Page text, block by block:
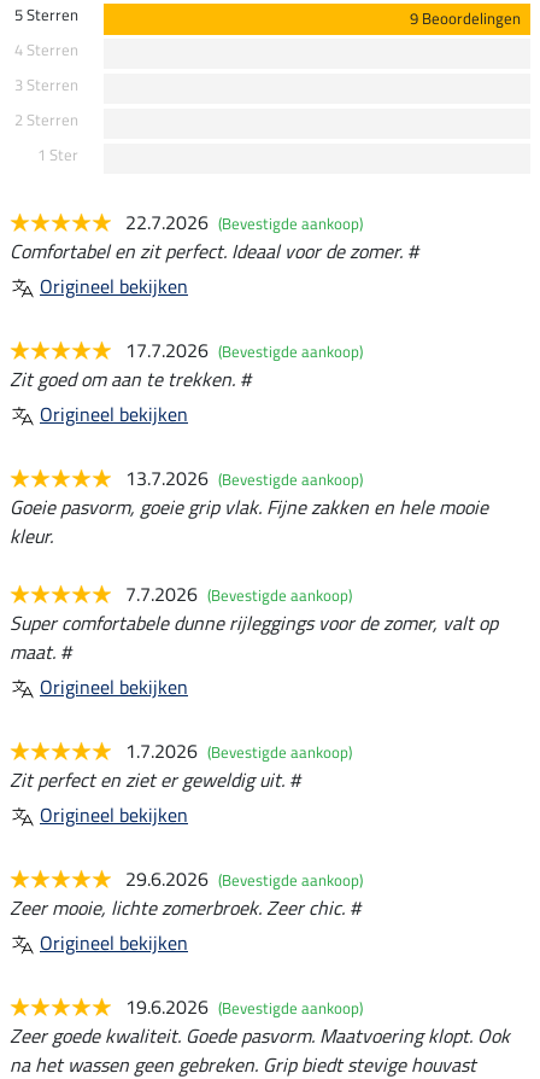
5 Sterren
9 Beoordelingen
4 Sterren
3 Sterren
2 Sterren
1 Ster
22.7.2026 (Bevestigde aankoop)
Comfortabel en zit perfect. Ideaal voor de zomer. #
Origineel bekijken
17.7.2026 (Bevestigde aankoop)
Zit goed om aan te trekken. #
Origineel bekijken
13.7.2026 (Bevestigde aankoop)
Goeie pasvorm, goeie grip vlak. Fijne zakken en hele mooie
kleur.
7.7.2026 (Bevestigde aankoop)
Super comfortabele dunne rijleggings voor de zomer, valt op
maat. #
Origineel bekijken
1.7.2026 (Bevestigde aankoop)
Zit perfect en ziet er geweldig uit. #
Origineel bekijken
29.6.2026 (Bevestigde aankoop)
Zeer mooie, lichte zomerbroek. Zeer chic. #
Origineel bekijken
19.6.2026 (Bevestigde aankoop)
Zeer goede kwaliteit. Goede pasvorm. Maatvoering klopt. Ook
na het wassen geen gebreken. Grip biedt stevige houvast